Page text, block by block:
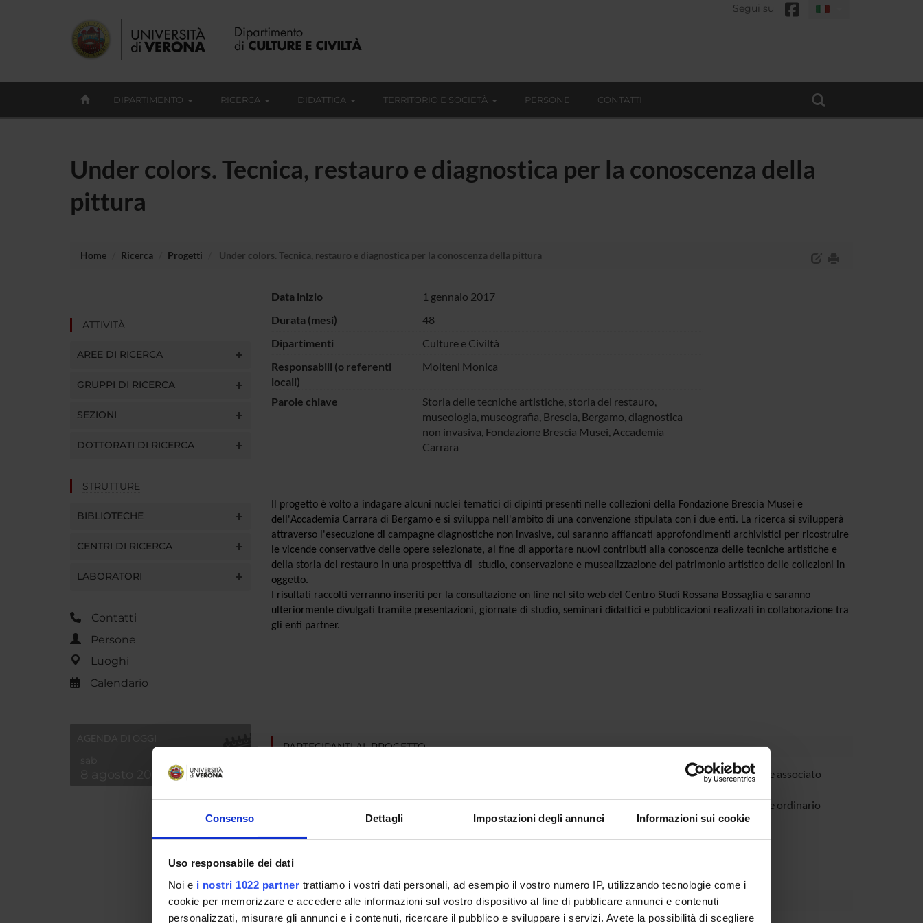
Consenso Dettagli Impostazioni degli annunci Informazioni sui cookie
Uso responsabile dei dati
Noi e i nostri 1022 partner trattiamo i vostri dati personali, ad esempio il vostro numero IP, utilizzando tecnologie come i
cookie per memorizzare e accedere alle informazioni sul vostro dispositivo al fine di pubblicare annunci e contenuti
personalizzati, misurare gli annunci e i contenuti, ricercare il pubblico e sviluppare i servizi. Avete la possibilità di scegliere
Segui su
DIPARTIMENTO RICERCA DIDATTICA TERRITORIO E SOCIETÀ PERSONE CONTATTI
Under colors. Tecnica, restauro e diagnostica per la conoscenza della
pittura
Home Ricerca Progetti Under colors. Tecnica, restauro e diagnostica per la conoscenza della pittura
ATTIVITÀ
AREE DI RICERCA
GRUPPI DI RICERCA
SEZIONI
DOTTORATI DI RICERCA
STRUTTURE
BIBLIOTECHE
CENTRI DI RICERCA
LABORATORI
Contatti
Persone
Luoghi
Calendario
Data inizio
1 gennaio 2017
Durata (mesi)
48
Dipartimenti
Culture e Civiltà
Responsabili (o referenti
locali)
Molteni Monica
Parole chiave
Storia delle tecniche artistiche, storia del restauro,
museologia, museografia, Brescia, Bergamo, diagnostica
non invasiva, Fondazione Brescia Musei, Accademia
Carrara
Il progetto è volto a indagare alcuni nuclei tematici di dipinti presenti nelle collezioni della Fondazione Brescia Musei e
dell'Accademia Carrara di Bergamo e si sviluppa nell'ambito di una convenzione stipulata con i due enti. La ricerca si svilupperà
attraverso l'esecuzione di campagne diagnostiche non invasive, cui saranno affiancati approfondimenti archivistici per ricostruire
le vicende conservative delle opere selezionate, al fine di apportare nuovi contributi alla conoscenza delle tecniche artistiche e
della storia del restauro in una prospettiva di studio, conservazione e musealizzazione del patrimonio artistico delle collezioni in
oggetto.
I risultati raccolti verranno inseriti per la consultazione on line nel sito web del Centro Studi Rossana Bossaglia e saranno
ulteriormente divulgati tramite presentazioni, giornate di studio, seminari didattici e pubblicazioni realizzati in collaborazione tra
gli enti partner.
PARTECIPANTI AL PROGETTO
Stefania Cretella
Professore associato
Professore ordinario
COLLABORATORI ESTERNI